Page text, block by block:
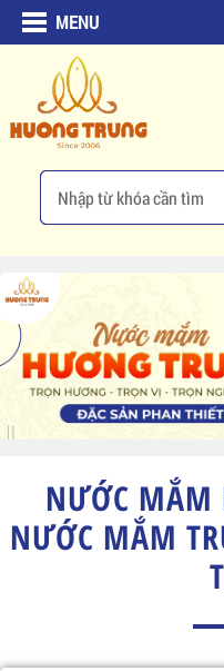
MENU
NƯỚC MẮM
NƯỚC MẮM